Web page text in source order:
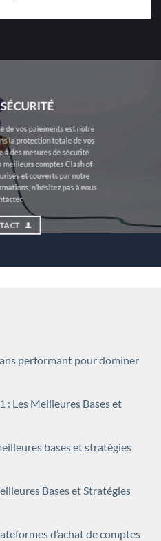
de vos paiements est notre
la protection totale de vos
à des mesures de sécurité
meilleurs comptes Clash of
et couverts par notre
n’hésitez pas à nous
performant pour dominer
: Les Meilleures Bases et
bases et stratégies
Bases et Stratégies
d’achat de comptes